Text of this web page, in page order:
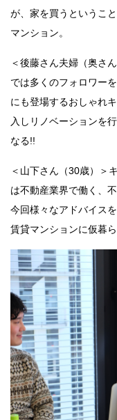
が、家を買うというこ
マンション。
＜後藤さん夫婦（奥さ
では多くのフォロワー
にも登場するおしゃれ
入しリノベーションを
なる!!
＜山下さん（30歳）＞
は不動産業界で働く、
今回様々なアドバイス
賃貸マンションに仮暮ら